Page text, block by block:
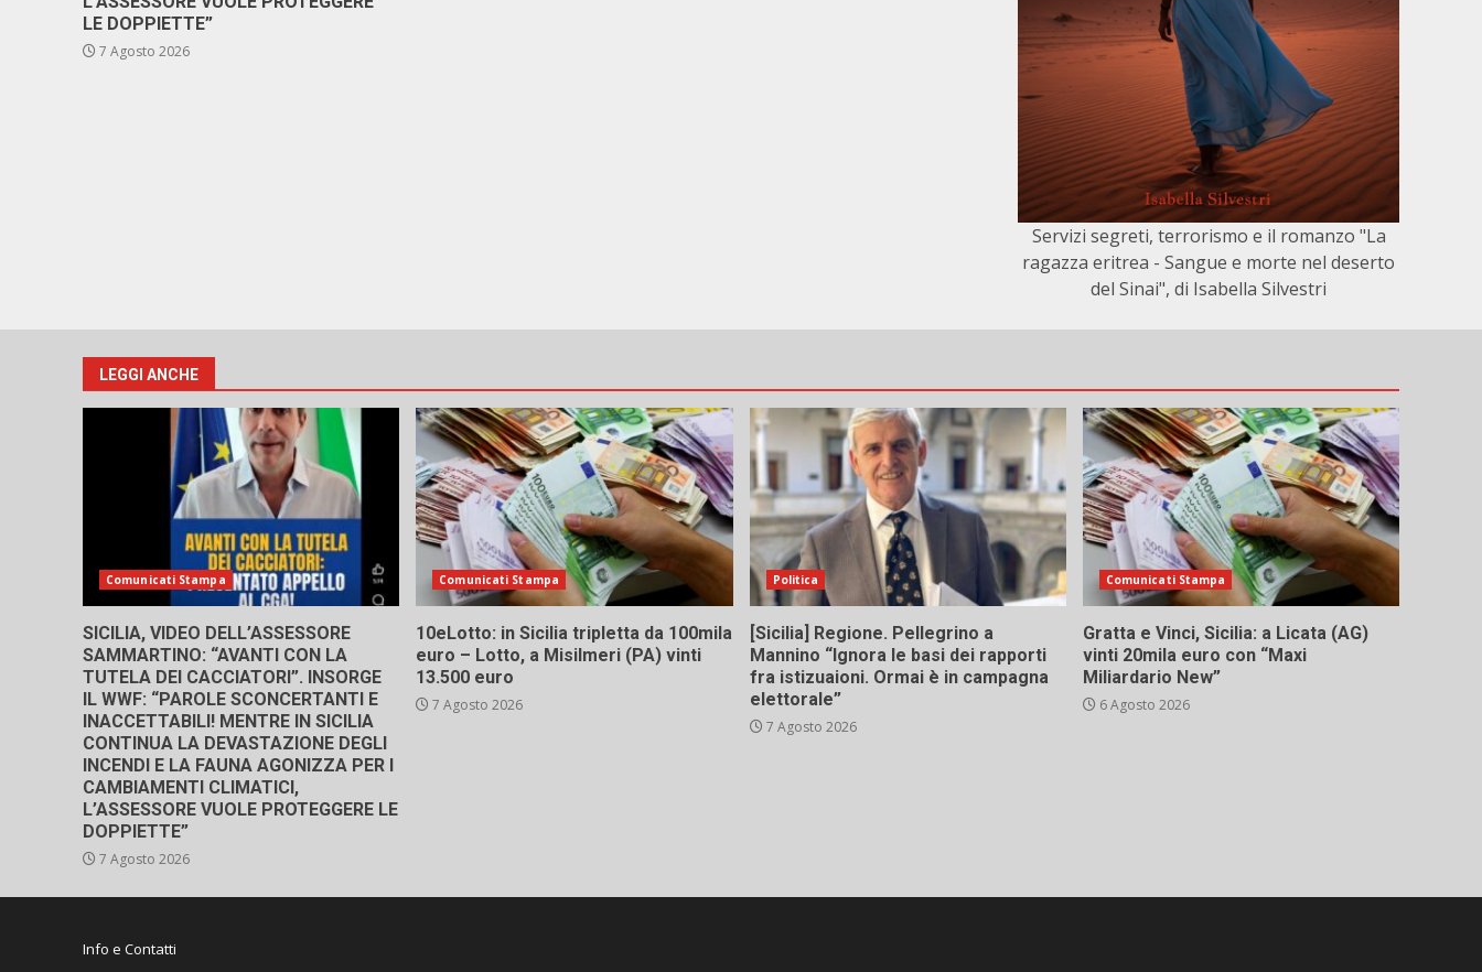
LE DOPPIETTE”
7 Agosto 2026
Servizi segreti, terrorismo e il romanzo "La
ragazza eritrea - Sangue e morte nel deserto
del Sinai", di Isabella Silvestri
LEGGI ANCHE
Comunicati Stampa
SICILIA, VIDEO DELL’ASSESSORE
SAMMARTINO: “AVANTI CON LA
TUTELA DEI CACCIATORI”. INSORGE
IL WWF: “PAROLE SCONCERTANTI E
INACCETTABILI! MENTRE IN SICILIA
CONTINUA LA DEVASTAZIONE DEGLI
INCENDI E LA FAUNA AGONIZZA PER I
CAMBIAMENTI CLIMATICI,
L’ASSESSORE VUOLE PROTEGGERE LE
DOPPIETTE”
7 Agosto 2026
Comunicati Stampa
10eLotto: in Sicilia tripletta da 100mila
euro – Lotto, a Misilmeri (PA) vinti
13.500 euro
7 Agosto 2026
Politica
[Sicilia] Regione. Pellegrino a
Mannino “Ignora le basi dei rapporti
fra istizuaioni. Ormai è in campagna
elettorale”
7 Agosto 2026
Comunicati Stampa
Gratta e Vinci, Sicilia: a Licata (AG)
vinti 20mila euro con “Maxi
Miliardario New”
6 Agosto 2026
Info e Contatti